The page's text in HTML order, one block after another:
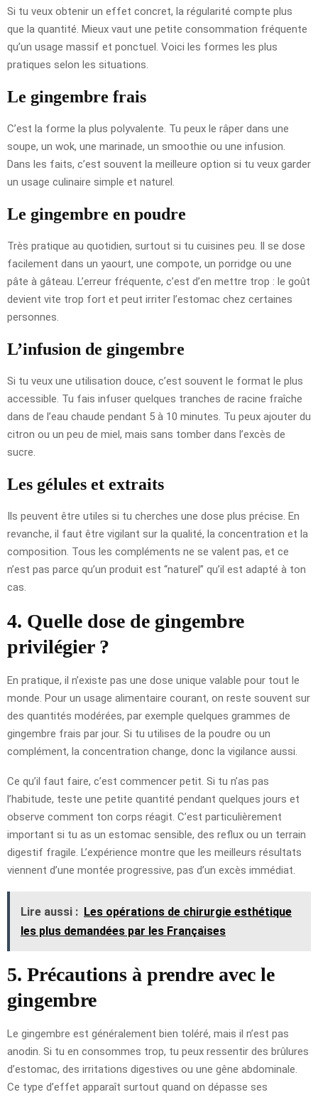
Si tu veux obtenir un effet concret, la régularité compte plus
que la quantité. Mieux vaut une petite consommation fréquente
qu’un usage massif et ponctuel. Voici les formes les plus
pratiques selon les situations.
Le gingembre frais
C’est la forme la plus polyvalente. Tu peux le râper dans une
soupe, un wok, une marinade, un smoothie ou une infusion.
Dans les faits, c’est souvent la meilleure option si tu veux garder
un usage culinaire simple et naturel.
Le gingembre en poudre
Très pratique au quotidien, surtout si tu cuisines peu. Il se dose
facilement dans un yaourt, une compote, un porridge ou une
pâte à gâteau. L’erreur fréquente, c’est d’en mettre trop : le goût
devient vite trop fort et peut irriter l’estomac chez certaines
personnes.
L’infusion de gingembre
Si tu veux une utilisation douce, c’est souvent le format le plus
accessible. Tu fais infuser quelques tranches de racine fraîche
dans de l’eau chaude pendant 5 à 10 minutes. Tu peux ajouter du
citron ou un peu de miel, mais sans tomber dans l’excès de
sucre.
Les gélules et extraits
Ils peuvent être utiles si tu cherches une dose plus précise. En
revanche, il faut être vigilant sur la qualité, la concentration et la
composition. Tous les compléments ne se valent pas, et ce
n’est pas parce qu’un produit est “naturel” qu’il est adapté à ton
cas.
4. Quelle dose de gingembre
privilégier ?
En pratique, il n’existe pas une dose unique valable pour tout le
monde. Pour un usage alimentaire courant, on reste souvent sur
des quantités modérées, par exemple quelques grammes de
gingembre frais par jour. Si tu utilises de la poudre ou un
complément, la concentration change, donc la vigilance aussi.
Ce qu’il faut faire, c’est commencer petit. Si tu n’as pas
l’habitude, teste une petite quantité pendant quelques jours et
observe comment ton corps réagit. C’est particulièrement
important si tu as un estomac sensible, des reflux ou un terrain
digestif fragile. L’expérience montre que les meilleurs résultats
viennent d’une montée progressive, pas d’un excès immédiat.
Lire aussi : Les opérations de chirurgie esthétique
les plus demandées par les Françaises
5. Précautions à prendre avec le
gingembre
Le gingembre est généralement bien toléré, mais il n’est pas
anodin. Si tu en consommes trop, tu peux ressentir des brûlures
d’estomac, des irritations digestives ou une gêne abdominale.
Ce type d’effet apparaît surtout quand on dépasse ses